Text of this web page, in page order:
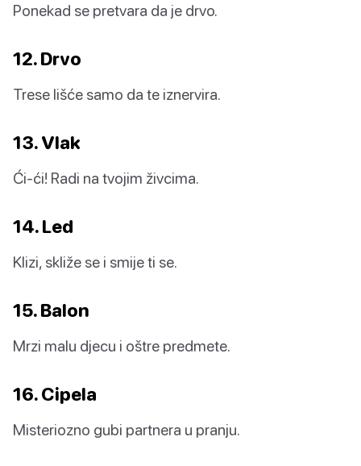
Ponekad se pretvara da je drvo.
12. Drvo
Trese lišće samo da te iznervira.
13. Vlak
Ći-ći! Radi na tvojim živcima.
14. Led
Klizi, skliže se i smije ti se.
15. Balon
Mrzi malu djecu i oštre predmete.
16. Cipela
Misteriozno gubi partnera u pranju.